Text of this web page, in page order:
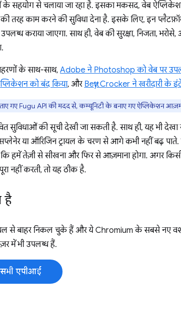
के सहयोग से चलाया जा रहा है. इसका मकसद, वेब
तरह काम करने की सुविधा देना है. इसके लिए, इन
कराया जाएगा. साथ ही, वेब की सुरक्षा, निजता,
के साथ-साथ, Adobe ने Photoshop को वेब पर
को बंद किया, और Betty Crocker ने खरीदारी के
गए Fugu API की मदद से, कम्यूनिटी के बनाए गए ऐप्लिकेशन
सुविधाओं की सूची देखी जा सकती है. साथ ही, यह भी देखा
या ऑरिजिन ट्रायल के चरण से आगे कभी नहीं बढ़
हमें तेज़ी से सीखना और फिर से आज़माना होगा. अगर किसी
नहीं करती, तो यह ठीक है.
है
से बाहर निकल चुके हैं और ये Chromium के सबसे नए
में भी उपलब्ध हैं.
एपीआई